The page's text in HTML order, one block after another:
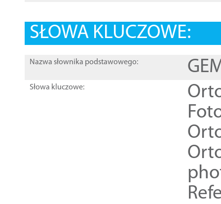
SŁOWA KLUCZOWE:
Nazwa słownika podstawowego:
Słowa kluczowe: